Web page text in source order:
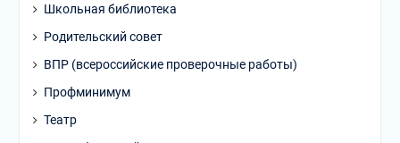
Школьная библиотека
Родительский совет
ВПР (всероссийские проверочные работы)
Профминимум
Театр